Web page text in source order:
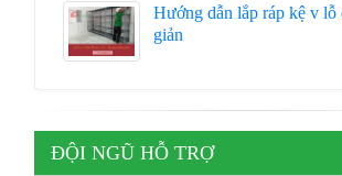
Hướng dẫn lắp ráp kệ v lỗ
giản
ĐỘI NGŨ HỖ TRỢ